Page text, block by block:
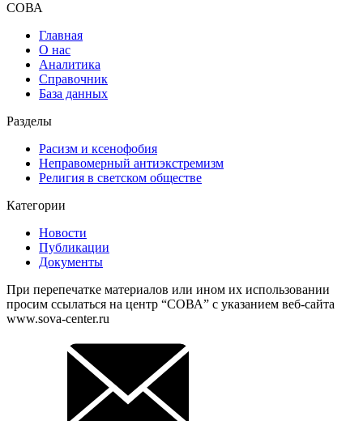
СОВА
Главная
О нас
Аналитика
Справочник
База данных
Разделы
Расизм и ксенофобия
Неправомерный антиэкстремизм
Религия в светском обществе
Категории
Новости
Публикации
Документы
При перепечатке материалов или ином их использовании
просим ссылаться на центр “СОВА” с указанием веб-сайта
www.sova-center.ru